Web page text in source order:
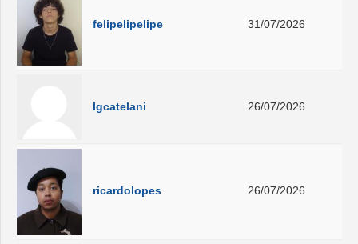
felipelipelipe 31/07/2026
lgcatelani 26/07/2026
ricardolopes 26/07/2026